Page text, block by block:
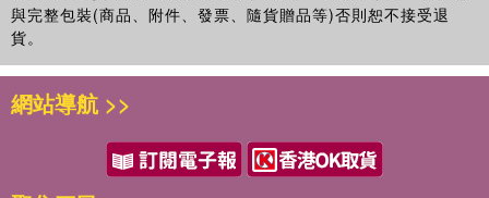
事裡只有13歲。內容充滿家庭中監控偷窺及閒言閒語的書寫行
動。這部民國小說涉及私密
我：「難以想像一個不受他人、法律、歷史干涉的。」故事從
年寫到
個危險的題材，決不會在他們的時代筆之於書。真實有一千種
面相。」民國史決不會在民國時代成為史籍。
民國時期最主要的人物就是像《少帥》書中之類的男人。托爾
與完整包裝(商品、附件、發票、隨貨贈品等)否則恕不接受退
貨。
網站導航 >>